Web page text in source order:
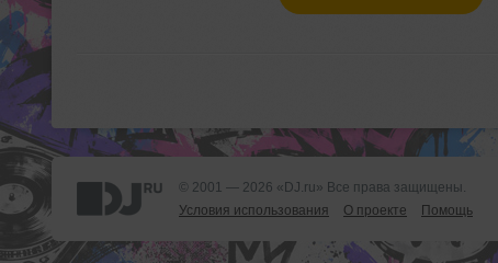
© 2001 — 2026 «DJ.ru» Все права защищены.
Условия использования
О проекте Помощь